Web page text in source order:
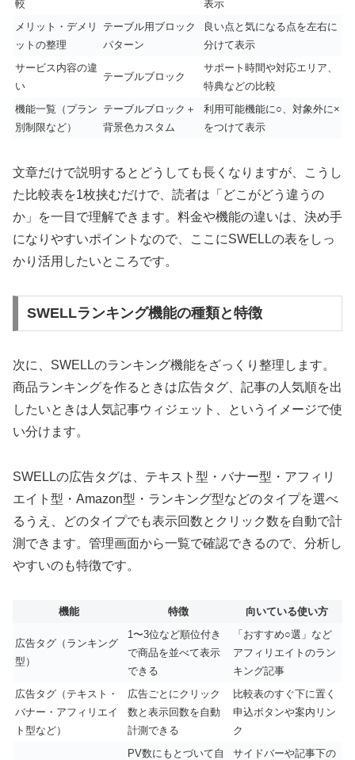
較
表示
メリット・デメリ
ットの整理
テーブル用ブロック
パターン
良い点と気になる点を左右に
分けて表示
サービス内容の違
い
テーブルブロック
サポート時間や対応エリア、
特典などの比較
機能一覧（プラン
別制限など）
テーブルブロック＋
背景色カスタム
利用可能機能に○、対象外に×
をつけて表示
文章だけで説明するとどうしても長くなりますが、こうし
た比較表を1枚挟むだけで、読者は「どこがどう違うの
か」を一目で理解できます。料金や機能の違いは、決め手
になりやすいポイントなので、ここにSWELLの表をしっ
かり活用したいところです。
SWELLランキング機能の種類と特徴
次に、SWELLのランキング機能をざっくり整理します。
商品ランキングを作るときは広告タグ、記事の人気順を出
したいときは人気記事ウィジェット、というイメージで使
い分けます。
SWELLの広告タグは、テキスト型・バナー型・アフィリ
エイト型・Amazon型・ランキング型などのタイプを選べ
るうえ、どのタイプでも表示回数とクリック数を自動で計
測できます。管理画面から一覧で確認できるので、分析し
やすいのも特徴です。
機能 特徴 向いている使い方
広告タグ（ランキング
型）
1〜3位など順位付き
で商品を並べて表示
できる
「おすすめ○選」など
アフィリエイトのラン
キング記事
広告タグ（テキスト・
バナー・アフィリエイ
ト型など）
広告ごとにクリック
数と表示回数を自動
計測できる
比較表のすぐ下に置く
申込ボタンや案内リン
ク
PV数にもとづいて自
サイドバーや記事下の